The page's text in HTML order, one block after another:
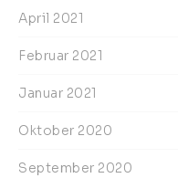
April 2021
Februar 2021
Januar 2021
Oktober 2020
September 2020